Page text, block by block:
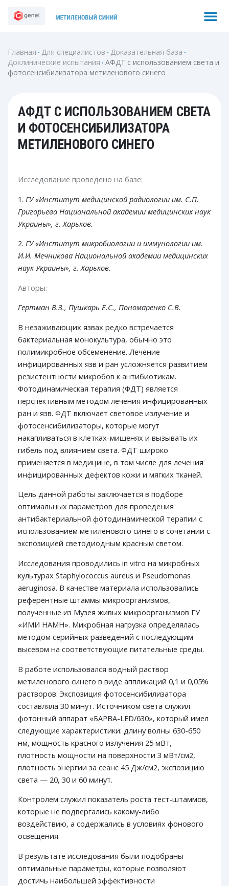
Search
Главная Для специалистов
Доказательная база
Доклинические испытания АФДТ с использованием света и
фотосенсибилизатора метиленового синего
АФДТ С ИСПОЛЬЗОВАНИЕМ СВЕТА
И ФОТОСЕНСИБИЛИЗАТОРА
МЕТИЛЕНОВОГО СИНЕГО
Исследование проведено на базе:
1. ГУ «Институт медицинской радиологии им. С.П.
Григорьева Национальной академии медицинских наук
Украины», г. Харьков.
2. ГУ «Институт микробиологии и иммунологии им.
И.И. Мечникова Национальной академии медицинских
наук Украины», г. Харьков.
Авторы:
Гертман В.З., Пушкарь Е.С., Пономаренко С.В.
В незаживающих язвах редко встречается
бактериальная монокультура, обычно это
полимикробное обсеменение. Лечение
инфицированных язв и ран усложняется развитием
резистентности микробов к антибиотикам.
Фотодинамическая терапия (ФДТ) является
перспективным методом лечения инфицированных
ран и язв. ФДТ включает световое излучение и
фотосенсибилизаторы, которые могут
накапливаться в клетках-мишенях и вызывать их
гибель под влиянием света. ФДТ широко
применяется в медицине, в том числе для лечения
инфицированных дефектов кожи и мягких тканей.
Цель данной работы заключается в подборе
оптимальных параметров для проведения
антибактериальной фотодинамической терапии с
использованием метиленового синего в сочетании с
экспозицией светодиодным красным светом.
Исследования проводились in vitro на микробных
культурах Staphylococcus aureus и Pseudomonas
аeruginosа. В качестве материала использовались
референтные штаммы микроорганизмов,
полученные из Музея живых микроорганизмов ГУ
«ИМИ НАМН». Микробная нагрузка определялась
методом серийных разведений с последующим
высевом на соответствующие питательные среды.
В работе использовался водный раствор
метиленового синего в виде аппликаций 0,1 и 0,05%
растворов. Экспозиция фотосенсибилизатора
составляла 30 минут. Источником света служил
фотонный аппарат «БАРВА-LED/630», который имел
следующие характеристики: длину волны 630-650
нм, мощность красного излучения 25 мВт,
плотность мощности на поверхности 3 мВт/см2,
плотность энергии за сеанс 45 Дж/см2, экспозицию
света — 20, 30 и 60 минут.
Контролем служил показатель роста тест-штаммов,
которые не подвергались какому-либо
воздействию, а содержались в условиях фонового
освещения.
В результате исследования были подобраны
оптимальные параметры, которые позволяют
достичь наибольшей эффективности